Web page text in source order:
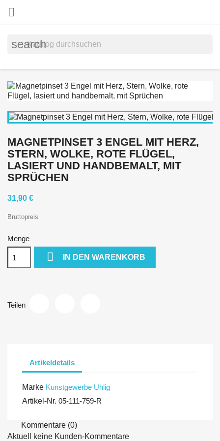

search
MAGNETPINSET 3 ENGEL MIT HERZ,
STERN, WOLKE, ROTE FLÜGEL,
LASIERT UND HANDBEMALT, MIT
SPRÜCHEN
31,90 €
Bruttopreis
Menge
 IN DEN WARENKORB
Teilen
Artikeldetails
Marke Kunstgewerbe Uhlig
Artikel-Nr. 05-111-759-R
Kommentare (0)
Aktuell keine Kunden-Kommentare